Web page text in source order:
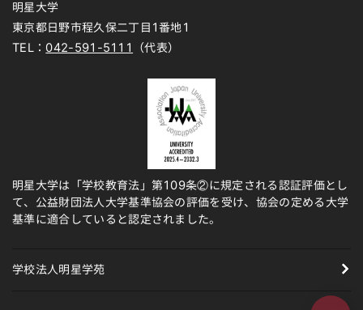
ページの先頭
明星大学
東京都日野市程久保二丁目1番地1
TEL： 042-591-5111 （代表）
明星大学は「学校教育法」第109条②に規定される認証評価とし
て、公益財団法人大学基準協会の評価を受け、協会の定める大学
基準に適合していると認定されました。
学校法人明星学苑